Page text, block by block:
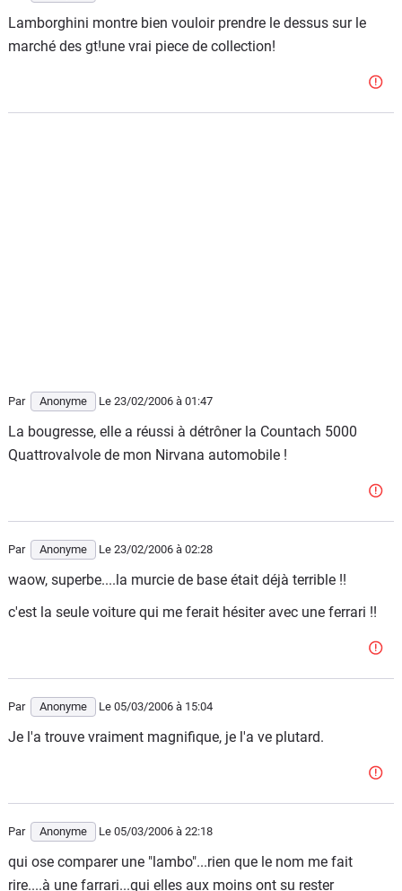
Lamborghini montre bien vouloir prendre le dessus sur le
marché des gt!une vrai piece de collection!
Par Anonyme Le 23/02/2006 à 01:47
La bougresse, elle a réussi à détrôner la Countach 5000
Quattrovalvole de mon Nirvana automobile !
Par Anonyme Le 23/02/2006 à 02:28
waow, superbe....la murcie de base était déjà terrible !!
c'est la seule voiture qui me ferait hésiter avec une ferrari !!
Par Anonyme Le 05/03/2006 à 15:04
Je l'a trouve vraiment magnifique, je l'a ve plutard.
Par Anonyme Le 05/03/2006 à 22:18
qui ose comparer une "lambo"...rien que le nom me fait
rire....à une farrari...qui elles aux moins ont su rester